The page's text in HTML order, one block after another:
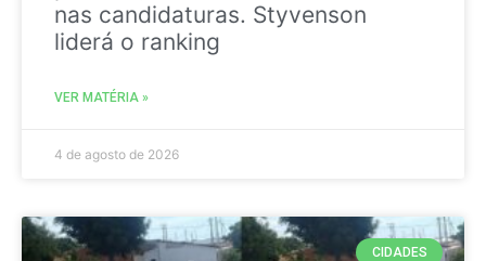
nas candidaturas. Styvenson
liderá o ranking
VER MATÉRIA »
4 de agosto de 2026
CIDADES